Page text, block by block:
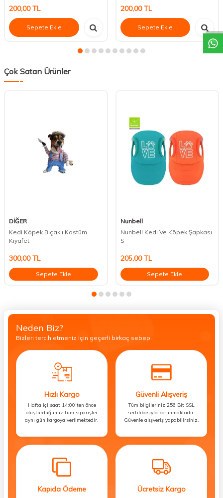
200,00TL
Sepete Ekle
200,00TL
Sepete Ekle
Çok Satan Ürünler
DİĞER
Kedi Köpek Bıçaklı Kostüm
Kıyafet
300,00TL
Sepete Ekle
Nunbell
Nunbell Kedi Ve Köpek Şapkası
S
205,00TL
Sepete Ekle
Neden Biz?
Bizleri tercih etmeniz için geçerli birkaç sebep.
Hızlı Kargo
Hafta içi saat 14:00’ten önce
oluşturduğunuz tüm siparişler
aynı gün kargoya verilmektedir.
Güvenli Alışveriş
Tüm bilgileriniz 256 Bit SSL
sertifikasıyla korunmaktadır.
Güvenle alışveriş yapabilirsiniz.
Kapıda Ödeme Ücretsiz Kargo